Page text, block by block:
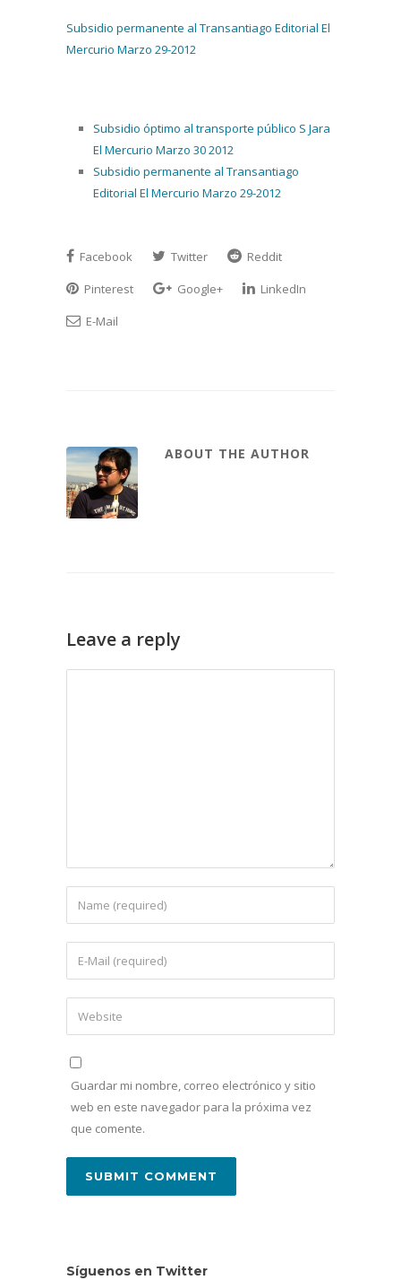
Subsidio permanente al Transantiago Editorial El
Mercurio Marzo 29-2012
Subsidio óptimo al transporte público S Jara
El Mercurio Marzo 30 2012
Subsidio permanente al Transantiago
Editorial El Mercurio Marzo 29-2012
Facebook Twitter
Reddit
Pinterest
Google+
LinkedIn
E-Mail
ABOUT THE AUTHOR
Leave a reply
Guardar mi nombre, correo electrónico y sitio
web en este navegador para la próxima vez
que comente.
Síguenos en Twitter